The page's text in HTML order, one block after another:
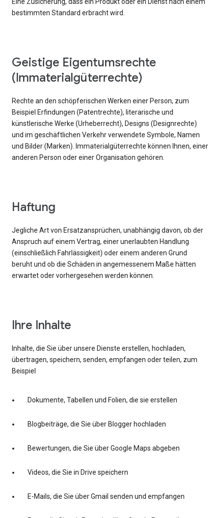
Eine Zusicherung, dass ein Produkt oder ein Dienst nach einem
bestimmten Standard erbracht wird.
Geistige Eigentumsrechte
(Immaterialgüterrechte)
Rechte an den schöpferischen Werken einer Person, zum
Beispiel Erfindungen (Patentrechte), literarische und
künstlerische Werke (Urheberrecht), Designs (Designrechte)
und im geschäftlichen Verkehr verwendete Symbole, Namen
und Bilder (Marken). Immaterialgüterrechte können Ihnen, einer
anderen Person oder einer Organisation gehören.
Haftung
Jegliche Art von Ersatzansprüchen, unabhängig davon, ob der
Anspruch auf einem Vertrag, einer unerlaubten Handlung
(einschließlich Fahrlässigkeit) oder einem anderen Grund
beruht und ob die Schäden in angemessenem Maße hätten
erwartet oder vorhergesehen werden können.
Ihre Inhalte
Inhalte, die Sie über unsere Dienste erstellen, hochladen,
übertragen, speichern, senden, empfangen oder teilen, zum
Beispiel
Dokumente, Tabellen und Folien, die sie erstellen
Blogbeiträge, die Sie über Blogger hochladen
Bewertungen, die Sie über Google Maps abgeben
Videos, die Sie in Drive speichern
E-Mails, die Sie über Gmail senden und empfangen